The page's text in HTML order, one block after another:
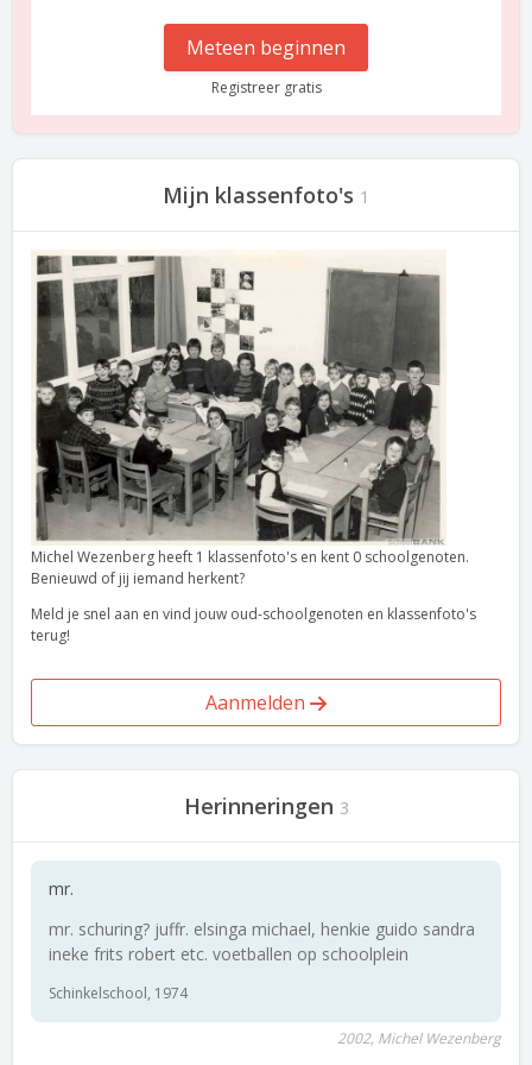
Meteen beginnen
Registreer gratis
Mijn klassenfoto's 1
Michel Wezenberg heeft 1 klassenfoto's en kent 0 schoolgenoten.
Benieuwd of jij iemand herkent?
Meld je snel aan en vind jouw oud-schoolgenoten en klassenfoto's
terug!
Aanmelden
Herinneringen 3
mr.
mr. schuring? juffr. elsinga michael, henkie guido sandra
ineke frits robert etc. voetballen op schoolplein
Schinkelschool, 1974
2002, Michel Wezenberg